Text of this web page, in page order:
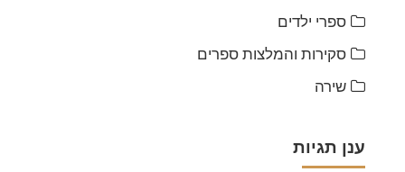
ספרי ילדים
סקירות והמלצות ספרים
שירה
ענן תגיות